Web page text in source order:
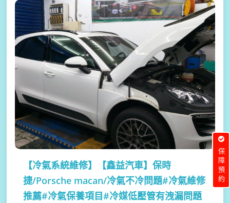
【冷氣系統維修】
【鑫益汽車】保時
捷/Porsche macan/冷氣不冷問題#冷氣維修
推薦#冷氣保養項目#冷媒低壓管有洩漏問題
保障預約